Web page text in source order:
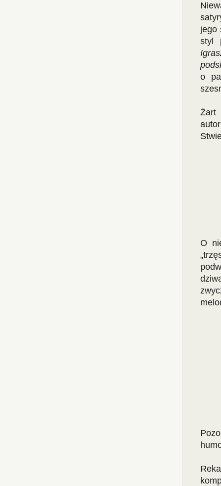
jego
styl
o
Żart
O